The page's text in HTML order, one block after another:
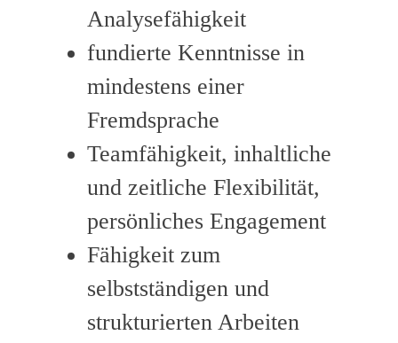
Analysefähigkeit
fundierte Kenntnisse in
mindestens einer
Fremdsprache
Teamfähigkeit, inhaltliche
und zeitliche Flexibilität,
persönliches Engagement
Fähigkeit zum
selbstständigen und
strukturierten Arbeiten